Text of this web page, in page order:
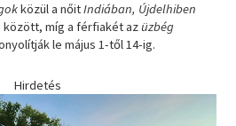
közül a nőitIndiában, Újdelhiben
között, míg a férfiakét azüzbég
le május 1-től 14-ig.
Hirdetés